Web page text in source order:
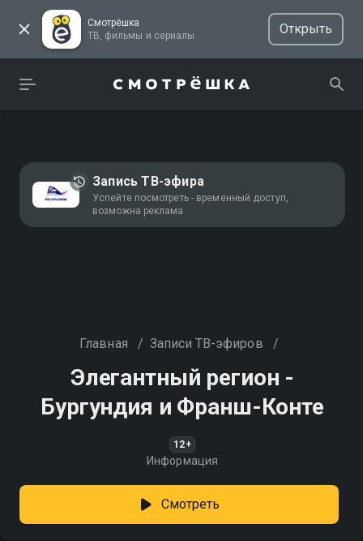
Смотрёшка
ТВ, фильмы и сериалы
Открыть
Запись ТВ-эфира
Успейте посмотреть - временный доступ,
возможна реклама
Главная / Записи ТВ-эфиров /
Элегантный регион -
Бургундия и Франш-Конте
12+
Информация
Смотреть